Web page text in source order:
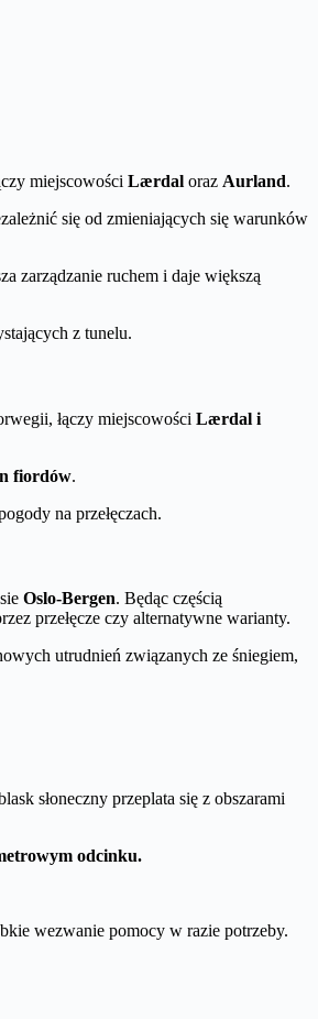
miejscowości Lærdal oraz Aurland.
się od zmieniających się warunków
zarządzanie ruchem i daje większą
z tunelu.
łączy miejscowości Lærdal i
fiordów.
na przełęczach.
Oslo-Bergen. Będąc częścią
przełęcze czy alternatywne warianty.
utrudnień związanych ze śniegiem,
słoneczny przeplata się z obszarami
odcinku.
wezwanie pomocy w razie potrzeby.